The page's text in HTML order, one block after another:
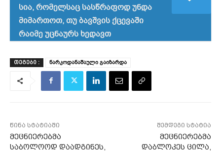
სია, რომელსაც სასწრაფოდ უნდა
მიმართოთ, თუ ბავშვის ქცევაში
რაიმე უცნაურს ხედავთ
ᲗᲔᲒᲔᲑᲘ : ნარკოდანაშაული გაიზარდა
წინა სტატიაში
მეცნიერებმა
საბოლოოდ დაადგინეს,
შემდეგი სტატია
მეცნიერებმა
დაბლოკეს ცილა,